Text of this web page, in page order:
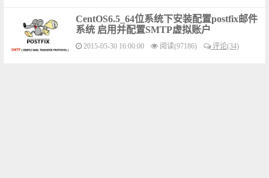
CentOS6.5_64位系统下安装配置postfix邮件
系统 启用并配置SMTP虚拟账户
2015-05-30 16:00:00 阅读(97186) 评论(34)